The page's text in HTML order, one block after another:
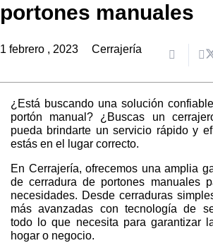
portones manuales
1 febrero , 2023 Cerrajería
¿Está buscando una solución
portón manual? ¿Buscas un
pueda brindarte un servicio rápido y
estás en el lugar correcto.
En Cerrajería, ofrecemos una amplia
de cerradura de portones manuales
necesidades. Desde cerraduras
más avanzadas con tecnología de
todo lo que necesita para garantizar
hogar o negocio.